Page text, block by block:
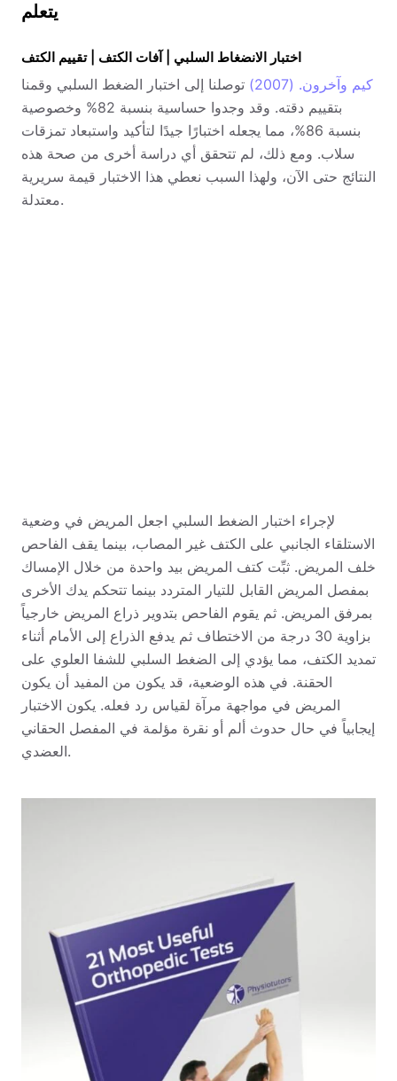
يتعلم
اختبار الانضغاط السلبي | آفات الكتف | تقييم الكتف
كيم وآخرون. (2007)
توصلنا إلى اختبار الضغط السلبي وقمنا
بتقييم دقته. وقد وجدوا حساسية بنسبة 82% وخصوصية
بنسبة 86%، مما يجعله اختبارًا جيدًا لتأكيد واستبعاد تمزقات
سلاب. ومع ذلك، لم تتحقق أي دراسة أخرى من صحة هذه
النتائج حتى الآن، ولهذا السبب نعطي هذا الاختبار قيمة سريرية
معتدلة.
لإجراء اختبار الضغط السلبي اجعل المريض في وضعية
الاستلقاء الجانبي على الكتف غير المصاب، بينما يقف الفاحص
خلف المريض. ثبِّت كتف المريض بيد واحدة من خلال الإمساك
بمفصل المريض القابل للتيار المتردد بينما تتحكم يدك الأخرى
بمرفق المريض. ثم يقوم الفاحص بتدوير ذراع المريض خارجياً
بزاوية 30 درجة من الاختطاف ثم يدفع الذراع إلى الأمام أثناء
تمديد الكتف، مما يؤدي إلى الضغط السلبي للشفا العلوي على
الحقنة. في هذه الوضعية، قد يكون من المفيد أن يكون
المريض في مواجهة مرآة لقياس رد فعله. يكون الاختبار
إيجابياً في حال حدوث ألم أو نقرة مؤلمة في المفصل الحقاني
العضدي.